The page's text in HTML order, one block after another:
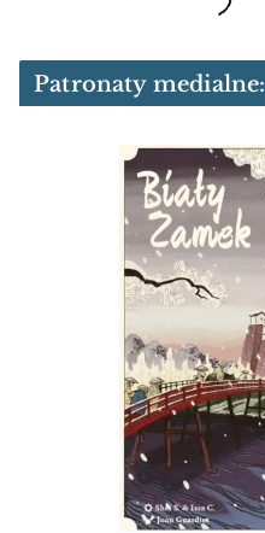
Patronaty medialne: